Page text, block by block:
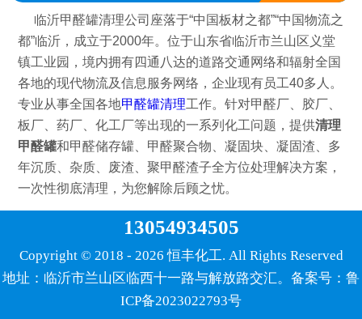
临沂甲醛罐清理公司座落于“中国板材之都”“中国物流之
都”临沂，成立于2000年。位于山东省临沂市兰山区义堂
镇工业园，境内拥有四通八达的道路交通网络和辐射全国
各地的现代物流及信息服务网络，企业现有员工40多人。
专业从事全国各地甲醛罐清理工作。针对甲醛厂、胶厂、
板厂、药厂、化工厂等出现的一系列化工问题，提供清理
甲醛罐和甲醛储存罐、甲醛聚合物、凝固块、凝固渣、多
年沉质、杂质、废渣、聚甲醛渣子全方位处理解决方案，
一次性彻底清理，为您解除后顾之忧。
13054934505
Copyright © 2018 - 2026 恒丰化工. All Rights Reserved
地址：临沂市兰山区临西十一路与解放路交汇。备案号：鲁
ICP备2023022793号